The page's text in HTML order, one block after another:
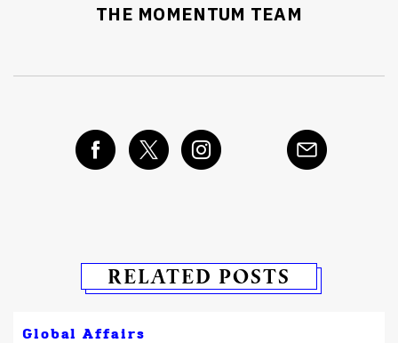
THE MOMENTUM TEAM
RELATED POSTS
Global Affairs